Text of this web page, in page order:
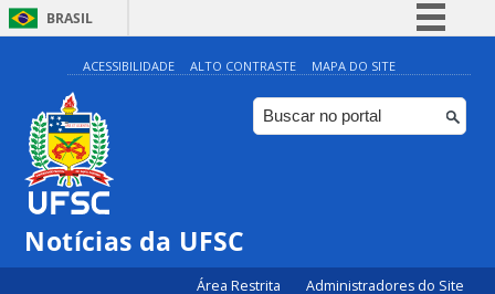
BRASIL
Simplifique!
Comunica BR
Participe
ACESSIBILIDADE ALTO CONTRASTE MAPA DO SITE
Notícias da UFSC
Área Restrita Administradores do Site